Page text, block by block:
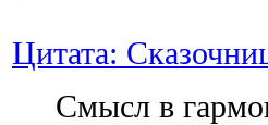
Цитата:
Смысл в